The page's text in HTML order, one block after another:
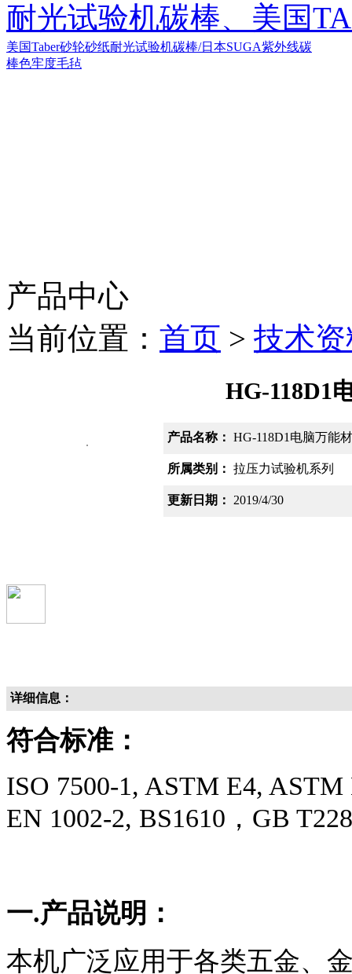
耐光试验机碳棒、美国
美国Taber砂轮砂纸耐光试验机碳棒/日本SUGA紫外线碳
棒色牢度毛毡
产品中心
当前位置： 首页 > 技术
HG-118D1
产品名称： HG-118D1电脑万能
所属类别： 拉压力试验机系列
更新日期： 2019/4/30
详细信息：
符合标准：
ISO 7500-1, ASTM E4,
EN 1002-2, BS1610，GB
一.产品说明：
本机广泛应用于各类五金、